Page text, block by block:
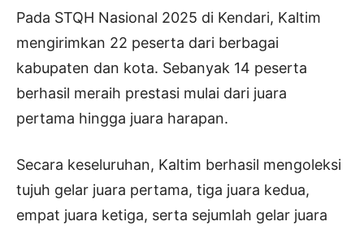
Pada STQH Nasional 2025 di Kendari, Kaltim
mengirimkan 22 peserta dari berbagai
kabupaten dan kota. Sebanyak 14 peserta
berhasil meraih prestasi mulai dari juara
pertama hingga juara harapan.
Secara keseluruhan, Kaltim berhasil mengoleksi
tujuh gelar juara pertama, tiga juara kedua,
empat juara ketiga, serta sejumlah gelar juara